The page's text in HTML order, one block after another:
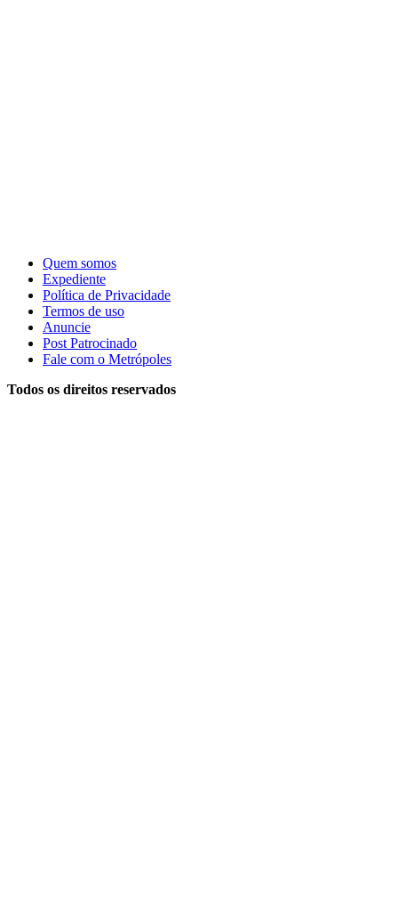
Quem somos
Expediente
Política de Privacidade
Termos de uso
Anuncie
Post Patrocinado
Fale com o Metrópoles
Todos os direitos reservados